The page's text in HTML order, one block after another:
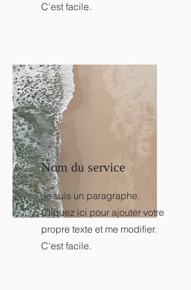
C'est facile.
Nom du service
Je suis un paragraphe.
Cliquez ici pour ajouter votre
propre texte et me modifier.
C'est facile.